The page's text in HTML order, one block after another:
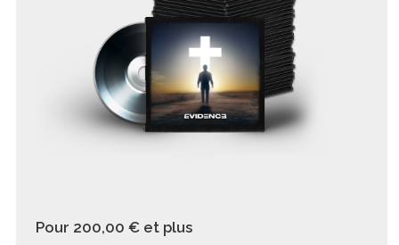
Pour 200,00 € et plus